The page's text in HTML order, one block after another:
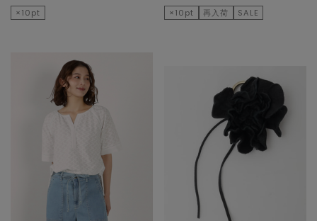
×10pt ×10pt 再入荷 SALE